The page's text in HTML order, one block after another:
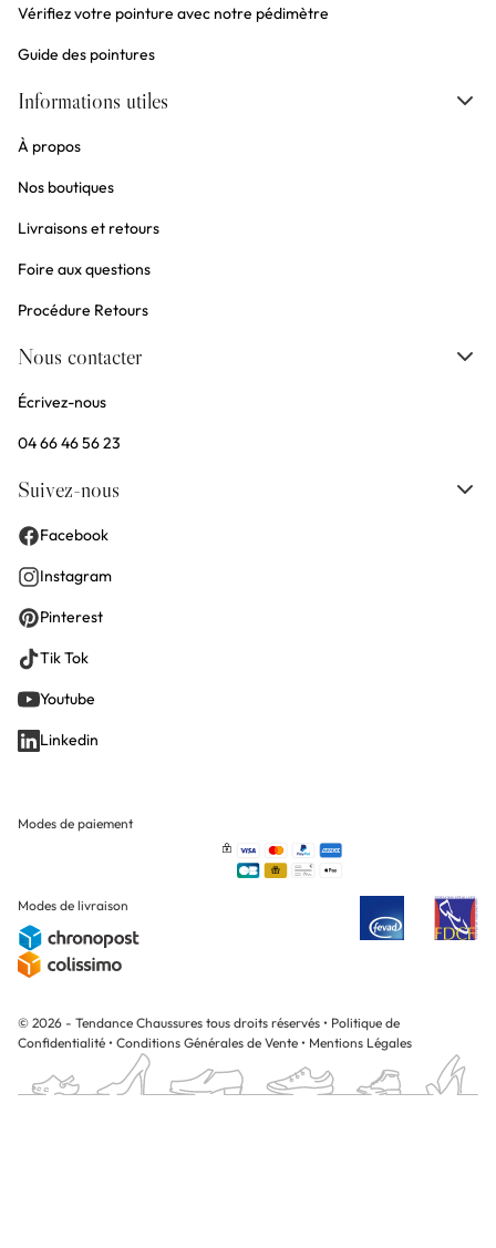
Vérifiez votre pointure avec notre pédimètre
Guide des pointures
Informations utiles
À propos
Nos boutiques
Livraisons et retours
Foire aux questions
Procédure Retours
Nous contacter
Écrivez-nous
04 66 46 56 23
Suivez-nous
Facebook
Instagram
Pinterest
Tik Tok
Youtube
Linkedin
Modes de paiement
Modes de livraison
© 2026 - Tendance Chaussures tous droits réservés • Politique de
Confidentialité • Conditions Générales de Vente • Mentions Légales